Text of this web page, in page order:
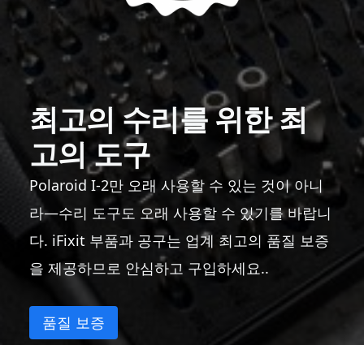
최고의 수리를 위한 최
고의 도구
Polaroid I-2만 오래 사용할 수 있는 것이 아니
라—수리 도구도 오래 사용할 수 있기를 바랍니
다. iFixit 부품과 공구는 업계 최고의 품질 보증
을 제공하므로 안심하고 구입하세요..
품질 보증